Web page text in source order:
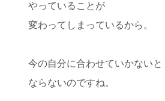
やっていることが
変わってしまっているから。
今の自分に合わせていかないと
ならないのですね。